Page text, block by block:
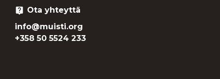
live_help Ota yhteyttä
info@muisti.org
+358 50 5524 233